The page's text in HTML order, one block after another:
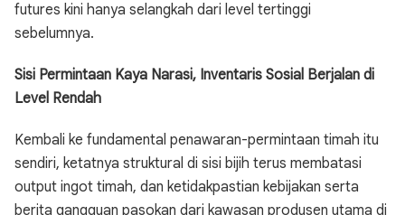
futures kini hanya selangkah dari level tertinggi
sebelumnya.
Sisi Permintaan Kaya Narasi, Inventaris Sosial Berjalan di
Level Rendah
Kembali ke fundamental penawaran-permintaan timah itu
sendiri, ketatnya struktural di sisi bijih terus membatasi
output ingot timah, dan ketidakpastian kebijakan serta
berita gangguan pasokan dari kawasan produsen utama di